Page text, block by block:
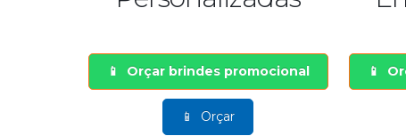
Orçar brindes promocional
Orçar
Orçar